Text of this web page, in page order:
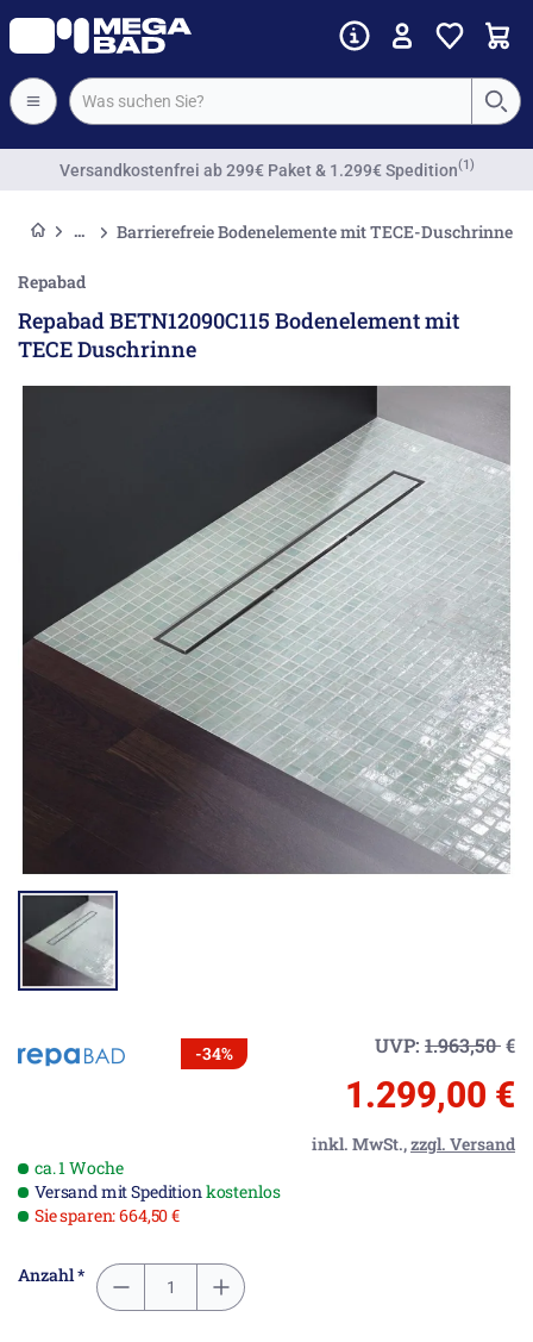
Vorkassenrabatt
Barrierefreie Bodenelemente mit TECE-Duschrinne
Repabad
Repabad BETN12090C115 Bodenelement mit
TECE Duschrinne
-34% UVP: 1.963,50€
1.299,00 €
inkl. MwSt.,zzgl. Versand
ca. 1 Woche
Versand mit Speditionkostenlos
Sie sparen: 664,50 €
Anzahl *